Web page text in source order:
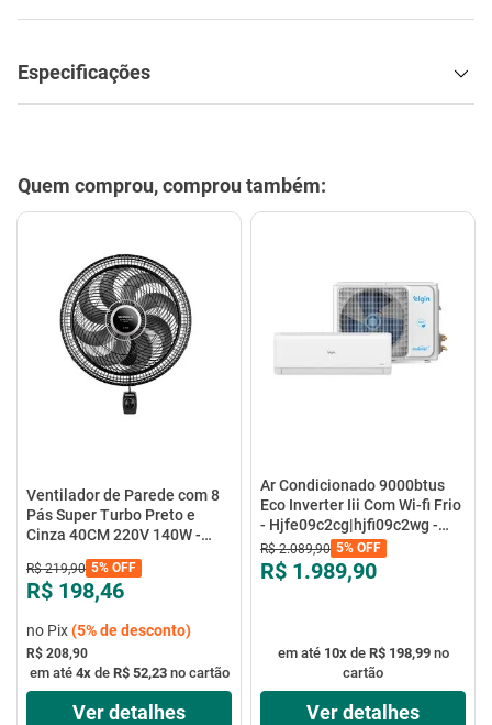
Especificações
Quem comprou, comprou também:
Ventilador de Parede com 8
Pás Super Turbo Preto e
Cinza 40CM 220V 140W -
R$ 219,90 5% OFF
R$ 198,46
no Pix(5%de desconto)
R$ 208,90
em até 4xde R$ 52,23no cartão
Ver detalhes
Ar Condicionado 9000btus
Eco Inverter Iii Com Wi-fi Frio
- Hjfe09c2cg|hjfi09c2wg -
Elgin
R$ 2.089,90 5% OFF
R$ 1.989,90
em até 10xde R$ 198,99no
cartão
Ver detalhes